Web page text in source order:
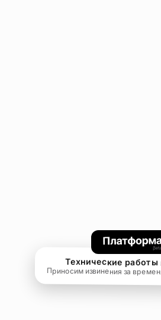
Технические работы
Приносим извинения за